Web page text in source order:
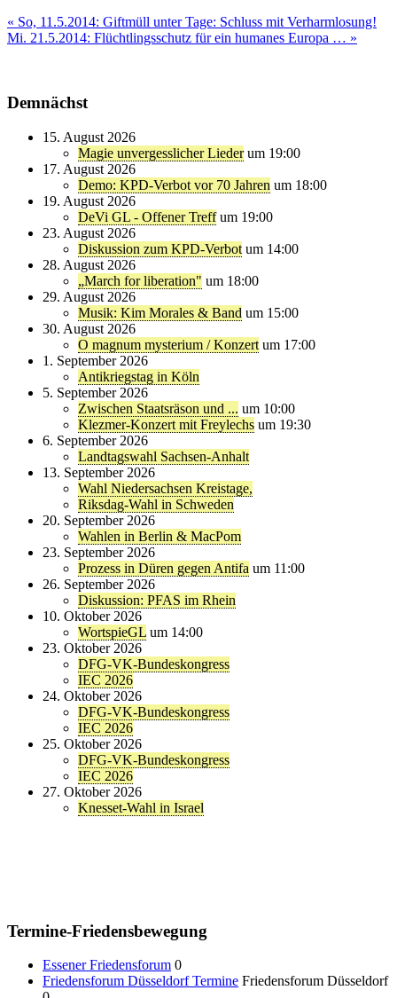
Beitragsnavigation
« So, 11.5.2014: Giftmüll unter Tage: Schluss mit Verharmlosung!
Mi. 21.5.2014: Flüchtlingsschutz für ein humanes Europa … »
Demnächst
15. August 2026
Magie unvergesslicher Lieder um 19:00
17. August 2026
Demo: KPD-Verbot vor 70 Jahren um 18:00
19. August 2026
DeVi GL - Offener Treff um 19:00
23. August 2026
Diskussion zum KPD-Verbot um 14:00
28. August 2026
„March for liberation" um 18:00
29. August 2026
Musik: Kim Morales & Band um 15:00
30. August 2026
O magnum mysterium / Konzert um 17:00
1. September 2026
Antikriegstag in Köln
5. September 2026
Zwischen Staatsräson und ... um 10:00
Klezmer-Konzert mit Freylechs um 19:30
6. September 2026
Landtagswahl Sachsen-Anhalt
13. September 2026
Wahl Niedersachsen Kreistage,
Riksdag-Wahl in Schweden
20. September 2026
Wahlen in Berlin & MacPom
23. September 2026
Prozess in Düren gegen Antifa um 11:00
26. September 2026
Diskussion: PFAS im Rhein
10. Oktober 2026
WortspieGL um 14:00
23. Oktober 2026
DFG-VK-Bundeskongress
IEC 2026
24. Oktober 2026
DFG-VK-Bundeskongress
IEC 2026
25. Oktober 2026
DFG-VK-Bundeskongress
IEC 2026
27. Oktober 2026
Knesset-Wahl in Israel
Termine-Friedensbewegung
Essener Friedensforum 0
Friedensforum Düsseldorf Termine Friedensforum Düsseldorf